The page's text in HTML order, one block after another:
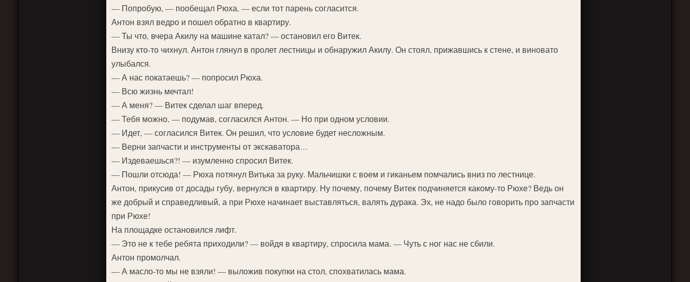
— Попробую, — пообещал Рюха, — если тот парень согласится.
Антон взял ведро и пошел обратно в квартиру.
— Ты что, вчера Акилу на машине катал? — остановил его Витек.
Внизу кто-то чихнул. Антон глянул в пролет лестницы и обнаружил Акилу. Он стоял, прижавшись к стене, и виновато
улыбался.
— А нас покатаешь? — попросил Рюха.
— Всю жизнь мечтал!
— А меня? — Витек сделал шаг вперед.
— Тебя можно, — подумав, согласился Антон. — Но при одном условии.
— Идет, — согласился Витек. Он решил, что условие будет несложным.
— Верни запчасти и инструменты от экскаватора…
— Издеваешься?! — изумленно спросил Витек.
— Пошли отсюда! — Рюха потянул Витька за руку. Мальчишки с воем и гиканьем помчались вниз по лестнице.
Антон, прикусив от досады губу, вернулся в квартиру. Ну почему, почему Витек подчиняется какому-то Рюхе? Ведь он
же добрый и справедливый, а при Рюхе начинает выставляться, валять дурака. Эх, не надо было говорить про запчасти
при Рюхе!
На площадке остановился лифт.
— Это не к тебе ребята приходили? — войдя в квартиру, спросила мама. — Чуть с ног нас не сбили.
Антон промолчал.
— А масло-то мы не взяли! — выложив покупки на стол, спохватилась мама.